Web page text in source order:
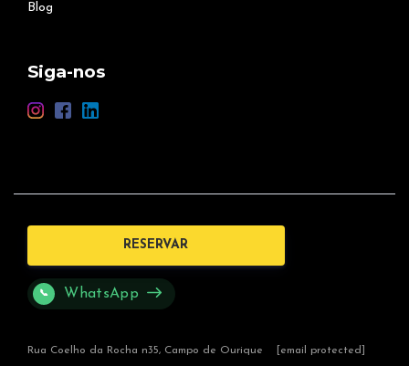
Blog
Siga-nos
RESERVAR
📞 WhatsApp
Rua Coelho da Rocha n35, Campo de Ourique [email protected]